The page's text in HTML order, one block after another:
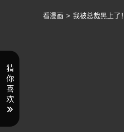
看漫画 > 我被总裁黑上了！
猜
你
喜
欢